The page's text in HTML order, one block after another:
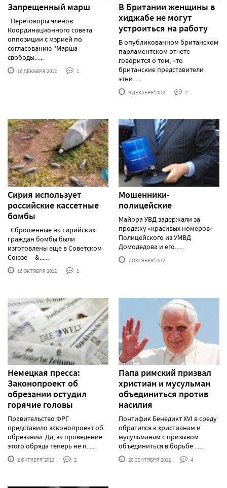
Запрещенный марш
Переговоры членов
Координационного совета
оппозиции с мэрией по
согласованию "Марша
свободы......
16 ДЕКАБРЯ'2012 1
В Британии женщины в
хиджабе не могут
устроиться на работу
В опубликованном британском
парламентском отчете
говорится о том, что
британские представители
этни......
9 ДЕКАБРЯ'2012 2
Сирия использует
российские кассетные
бомбы
Сброшенные на сирийских
граждан бомбы были
изготовлены еще в Советском
Союзе &......
16 ОКТЯБРЯ'2012 1
Мошенники-
полицейские
Майора УВД задержали за
продажу «красивых номеров»
Полицейского из УМВД
Домодедова и его......
7 ОКТЯБРЯ'2012
Немецкая пресса:
Законопроект об
обрезании остудил
горячие головы
Правительство ФРГ
представило законопроект об
обрезании. Да, за проведение
этого обряда теперь не п......
2 ОКТЯБРЯ'2012 2
Папа римский призвал
христиан и мусульман
объединиться против
насилия
Понтифик Бенедикт XVI в среду
обратился к христианам и
мусульманам с призывом
объединиться в борьбе ......
20 СЕНТЯБРЯ'2012 4